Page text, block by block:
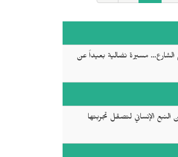
الشارع... مسيرة نضالية بعيداً عن
الإنساني لتصقل تجربتها